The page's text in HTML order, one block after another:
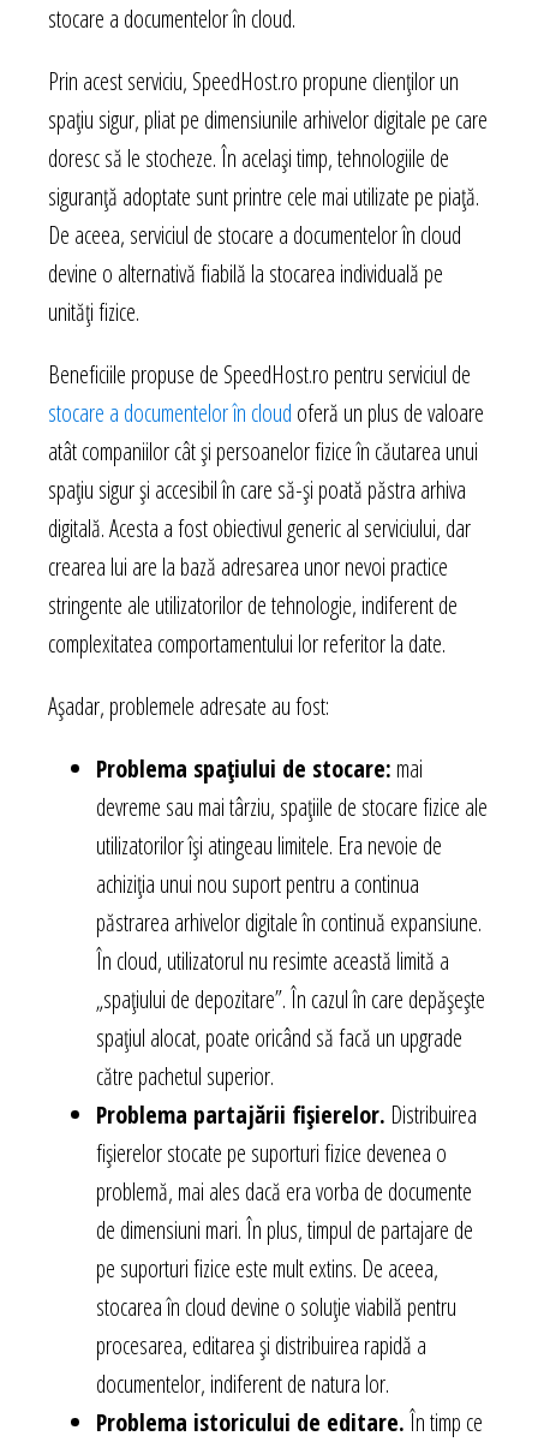
stocare a documentelor în cloud.
Prin acest serviciu, SpeedHost.ro propune clienților un
spațiu sigur, pliat pe dimensiunile arhivelor digitale pe care
doresc să le stocheze. În același timp, tehnologiile de
siguranță adoptate sunt printre cele mai utilizate pe piață.
De aceea, serviciul de stocare a documentelor în cloud
devine o alternativă fiabilă la stocarea individuală pe
unități fizice.
Beneficiile propuse de SpeedHost.ro pentru serviciul de
stocare a documentelor în cloud oferă un plus de valoare
atât companiilor cât și persoanelor fizice în căutarea unui
spațiu sigur și accesibil în care să-și poată păstra arhiva
digitală. Acesta a fost obiectivul generic al serviciului, dar
crearea lui are la bază adresarea unor nevoi practice
stringente ale utilizatorilor de tehnologie, indiferent de
complexitatea comportamentului lor referitor la date.
Așadar, problemele adresate au fost:
Problema spațiului de stocare: mai
devreme sau mai târziu, spațiile de stocare fizice ale
utilizatorilor își atingeau limitele. Era nevoie de
achiziția unui nou suport pentru a continua
păstrarea arhivelor digitale în continuă expansiune.
În cloud, utilizatorul nu resimte această limită a
„spațiului de depozitare”. În cazul în care depășește
spațiul alocat, poate oricând să facă un upgrade
către pachetul superior.
Problema partajării fișierelor. Distribuirea
fișierelor stocate pe suporturi fizice devenea o
problemă, mai ales dacă era vorba de documente
de dimensiuni mari. În plus, timpul de partajare de
pe suporturi fizice este mult extins. De aceea,
stocarea în cloud devine o soluție viabilă pentru
procesarea, editarea și distribuirea rapidă a
documentelor, indiferent de natura lor.
Problema istoricului de editare.În timp ce